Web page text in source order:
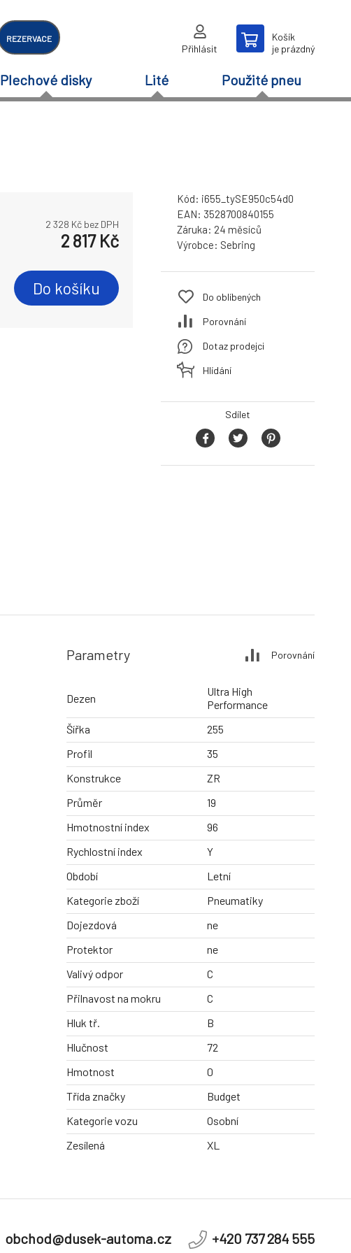
REZERVACE
Přihlásit
Košík
je prázdný
Plechové disky Lité Použité pneu
2 328 Kč bez DPH
2 817Kč
Do košíku
Kód: i655_tySE950c54d0
EAN: 3528700840155
Záruka: 24 měsíců
Výrobce: Sebring
Do oblíbených
Porovnání
Dotaz prodejci
Hlídání
Sdílet
Parametry Porovnání
Dezen
Ultra High
Performance
Šířka
255
Profil
35
Konstrukce
ZR
Průměr
19
Hmotnostní index
96
Rychlostní index
Y
Období
Letní
Kategorie zboží
Pneumatiky
Dojezdová
ne
Protektor
ne
Valivý odpor
C
Přilnavost na mokru
C
Hluk tř.
B
Hlučnost
72
Hmotnost
0
Třída značky
Budget
Kategorie vozu
Osobní
Zesílená
XL
obchod@dusek-automa.cz +420 737 284 555